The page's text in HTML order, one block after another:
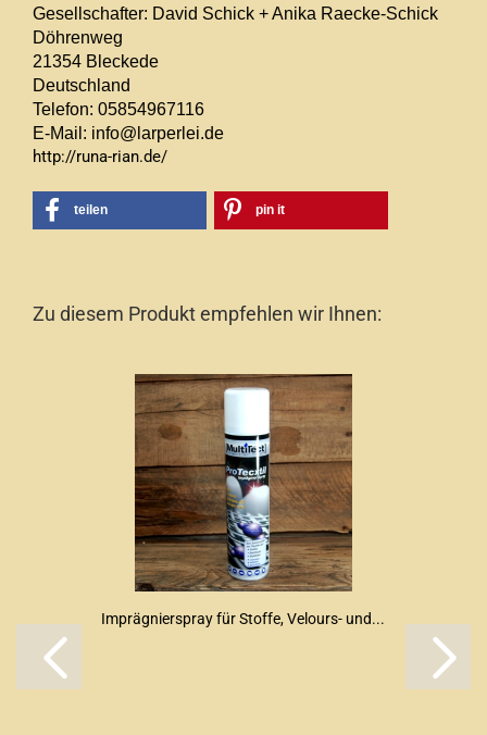
Gesellschafter: David Schick + Anika Raecke-Schick
Döhrenweg
21354 Bleckede
Deutschland
Telefon: 05854967116
E-Mail: info@larperlei.de
http://runa-rian.de/
teilen pin it
Zu diesem Produkt empfehlen wir Ihnen:
Imprägnierspray für Stoffe, Velours- und...